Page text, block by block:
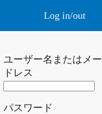
Log in/out
ユーザー名またはメ
ドレス
パスワード